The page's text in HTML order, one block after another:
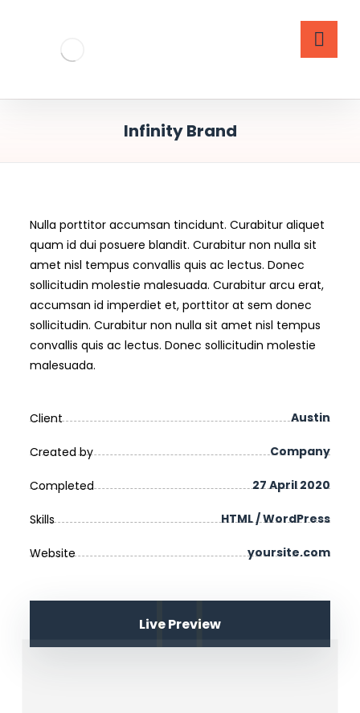
Infinity Brand
Nulla porttitor accumsan tincidunt. Curabitur aliquet
quam id dui posuere blandit. Curabitur non nulla sit
amet nisl tempus convallis quis ac lectus. Donec
sollicitudin molestie malesuada. Curabitur arcu erat,
accumsan id imperdiet et, porttitor at sem donec
sollicitudin. Curabitur non nulla sit amet nisl tempus
convallis quis ac lectus. Donec sollicitudin molestie
malesuada.
Client Austin
Created by Company
Completed 27 April 2020
Skills HTML / WordPress
Website yoursite.com
Live Preview